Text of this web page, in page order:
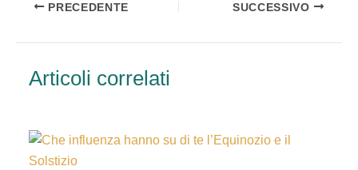
PRECEDENTE SUCCESSIVO
Articoli correlati